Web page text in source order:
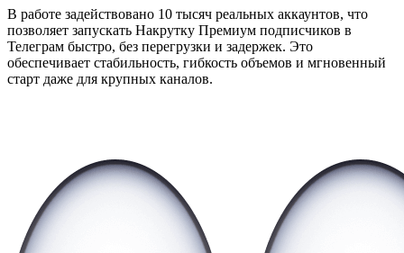
В работе задействовано 10 тысяч реальных аккаунтов, что
позволяет запускать Накрутку Премиум подписчиков в
Телеграм быстро, без перегрузки и задержек. Это
обеспечивает стабильность, гибкость объемов и мгновенный
старт даже для крупных каналов.